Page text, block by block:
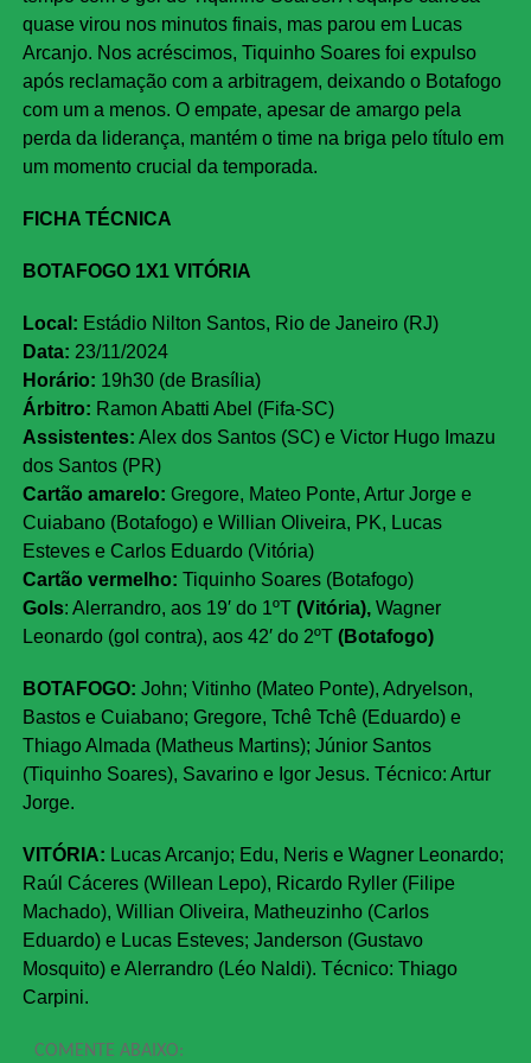
quase virou nos minutos finais, mas parou em Lucas
Arcanjo. Nos acréscimos, Tiquinho Soares foi expulso
após reclamação com a arbitragem, deixando o Botafogo
com um a menos. O empate, apesar de amargo pela
perda da liderança, mantém o time na briga pelo título em
um momento crucial da temporada.
FICHA TÉCNICA
BOTAFOGO 1X1 VITÓRIA
Local: Estádio Nilton Santos, Rio de Janeiro (RJ)
Data: 23/11/2024
Horário: 19h30 (de Brasília)
Árbitro: Ramon Abatti Abel (Fifa-SC)
Assistentes: Alex dos Santos (SC) e Victor Hugo Imazu
dos Santos (PR)
Cartão amarelo: Gregore, Mateo Ponte, Artur Jorge e
Cuiabano (Botafogo) e Willian Oliveira, PK, Lucas
Esteves e Carlos Eduardo (Vitória)
Cartão vermelho: Tiquinho Soares (Botafogo)
Gols: Alerrandro, aos 19′ do 1ºT (Vitória), Wagner
Leonardo (gol contra), aos 42′ do 2ºT (Botafogo)
BOTAFOGO: John; Vitinho (Mateo Ponte), Adryelson,
Bastos e Cuiabano; Gregore, Tchê Tchê (Eduardo) e
Thiago Almada (Matheus Martins); Júnior Santos
(Tiquinho Soares), Savarino e Igor Jesus. Técnico: Artur
Jorge.
VITÓRIA: Lucas Arcanjo; Edu, Neris e Wagner Leonardo;
Raúl Cáceres (Willean Lepo), Ricardo Ryller (Filipe
Machado), Willian Oliveira, Matheuzinho (Carlos
Eduardo) e Lucas Esteves; Janderson (Gustavo
Mosquito) e Alerrandro (Léo Naldi). Técnico: Thiago
Carpini.
COMENTE ABAIXO: